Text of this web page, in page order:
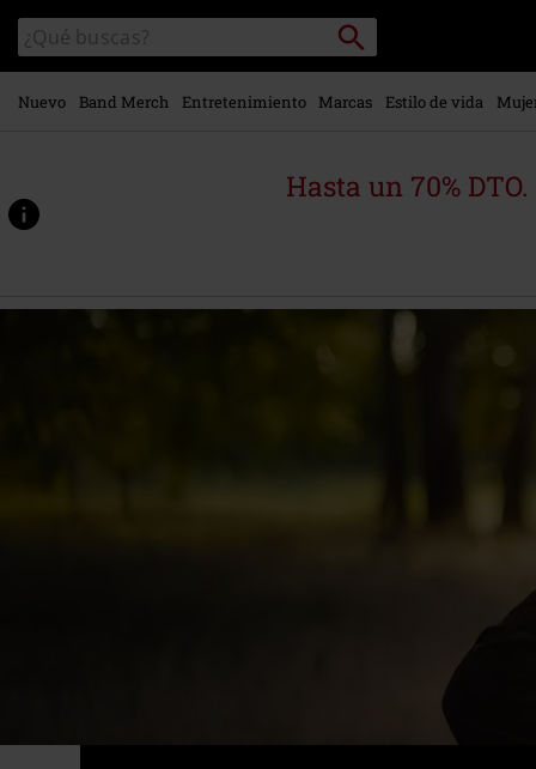
contenido
principal
Buscar
en
el
catálogo
Buscar
Nuevo Band Merch Entretenimiento Marcas Estilo de vida
Hasta un 70%